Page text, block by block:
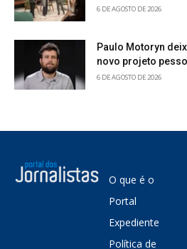
6 DE AGOSTO DE 2026
Paulo Motoryn
novo projeto
6 DE AGOSTO DE 2026
O que é o
Portal
Expediente
Política de